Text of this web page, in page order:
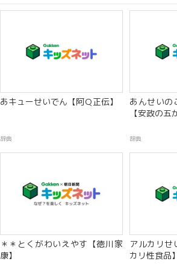
あキューせいでん【阿Ｑ正伝】
辞典
あんせいの
【安政の五
辞典
＊＊とくがわいえやす【徳川家
康】
アルカリせ
カリ性食品】